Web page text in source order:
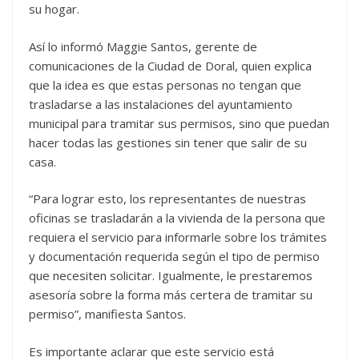
su hogar.
Así lo informó Maggie Santos, gerente de
comunicaciones de la Ciudad de Doral, quien explica
que la idea es que estas personas no tengan que
trasladarse a las instalaciones del ayuntamiento
municipal para tramitar sus permisos, sino que puedan
hacer todas las gestiones sin tener que salir de su
casa.
“Para lograr esto, los representantes de nuestras
oficinas se trasladarán a la vivienda de la persona que
requiera el servicio para informarle sobre los trámites
y documentación requerida según el tipo de permiso
que necesiten solicitar. Igualmente, le prestaremos
asesoría sobre la forma más certera de tramitar su
permiso”, manifiesta Santos.
Es importante aclarar que este servicio está